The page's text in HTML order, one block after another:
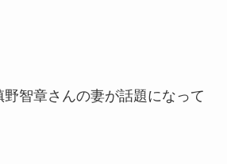
智章さんの妻が話題になって